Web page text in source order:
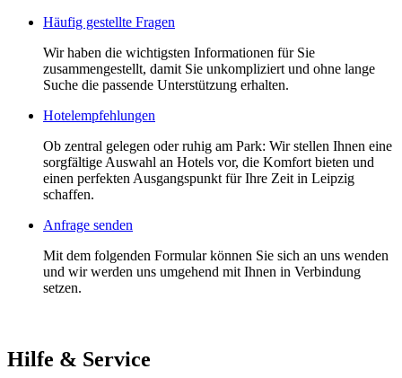
Häufig gestellte Fragen
Wir haben die wichtigsten Informationen für Sie
zusammengestellt, damit Sie unkompliziert und ohne lange
Suche die passende Unterstützung erhalten.
Hotelempfehlungen
Ob zentral gelegen oder ruhig am Park: Wir stellen Ihnen eine
sorgfältige Auswahl an Hotels vor, die Komfort bieten und
einen perfekten Ausgangspunkt für Ihre Zeit in Leipzig
schaffen.
Anfrage senden
Mit dem folgenden Formular können Sie sich an uns wenden
und wir werden uns umgehend mit Ihnen in Verbindung
setzen.
Hilfe & Service